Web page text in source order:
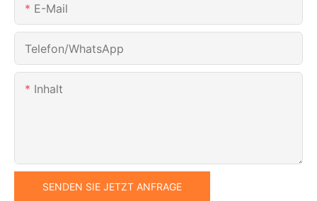
E-Mail
Telefon/WhatsApp
Inhalt
SENDEN SIE JETZT ANFRAGE